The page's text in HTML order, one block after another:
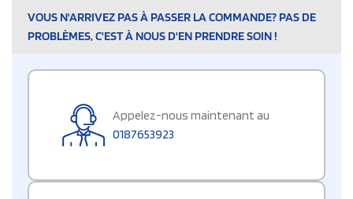
VOUS N'ARRIVEZ PAS À PASSER LA COMMANDE? PAS DE
PROBLÈMES, C'EST À NOUS D'EN PRENDRE SOIN !
Appelez-nous maintenant au
0187653923